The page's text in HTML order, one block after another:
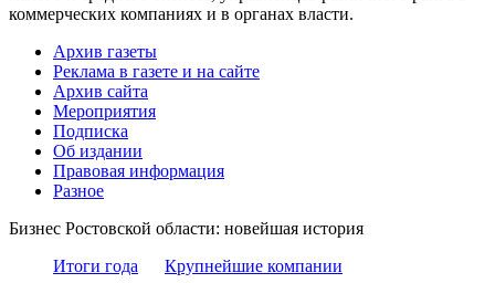
коммерческих компаниях и в органах власти.
Архив газеты
Реклама в газете и на сайте
Архив сайта
Мероприятия
Подписка
Об издании
Правовая информация
Разное
Бизнес Ростовской области: новейшая история
Итоги года
Крупнейшие компании